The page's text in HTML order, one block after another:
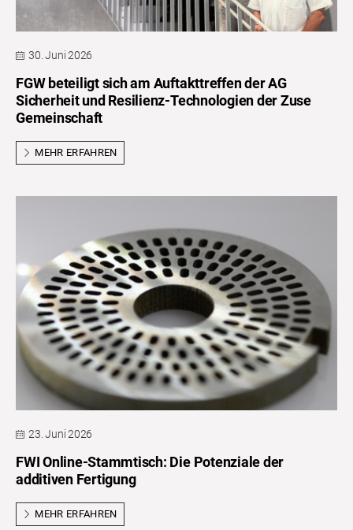
30. Juni 2026
FGW beteiligt sich am Auftakttreffen der AG
Sicherheit und Resilienz-Technologien der Zuse
Gemeinschaft
MEHR ERFAHREN
23. Juni 2026
FWI Online-Stammtisch: Die Potenziale der
additiven Fertigung
MEHR ERFAHREN